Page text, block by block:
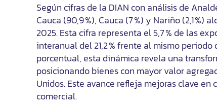
Según cifras de la DIAN con análisis de
Cauca (90,9 %), Cauca (7 %) y Nariño (2,1
2025. Esta cifra representa el 5,7 % de las
interanual del 21,2 % frente al mismo
porcentual, esta dinámica revela una
posicionando bienes con mayor valor
Unidos. Este avance refleja mejoras clave
comercial.